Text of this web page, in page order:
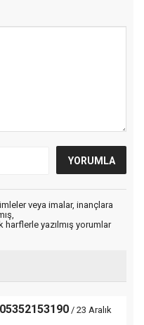
veya imalar, inançlara
harflerle yazılmış yorumlar
/ 23 Aralık